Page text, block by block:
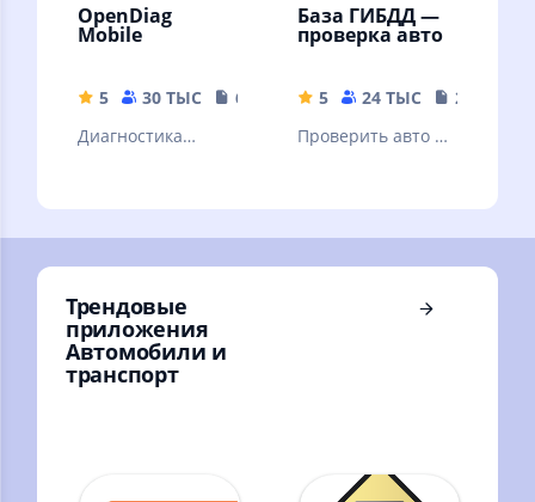
OpenDiag
Mobile
5 30 ТЫС
6.46 MB
Диагностика
производства.
База ГИБДД —
проверка авто
5 24 ТЫС
20.84 MB
Проверить авто по
рекламы
Трендовые
приложения
Автомобили и
транспорт